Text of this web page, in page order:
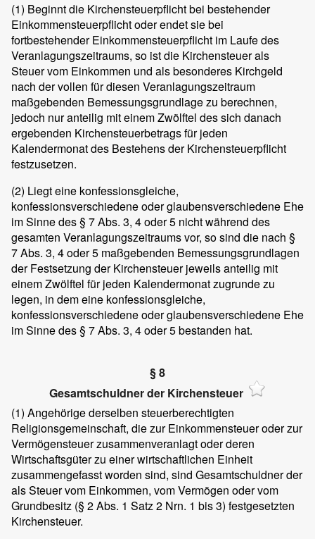
(1) Beginnt die Kirchensteuerpflicht bei bestehender
Einkommensteuerpflicht oder endet sie bei
fortbestehender Einkommensteuerpflicht im Laufe des
Veranlagungszeitraums, so ist die Kirchensteuer als
Steuer vom Einkommen und als besonderes Kirchgeld
nach der vollen für diesen Veranlagungszeitraum
maßgebenden Bemessungsgrundlage zu berechnen,
jedoch nur anteilig mit einem Zwölftel des sich danach
ergebenden Kirchensteuerbetrags für jeden
Kalendermonat des Bestehens der Kirchensteuerpflicht
festzusetzen.
(2) Liegt eine konfessionsgleiche,
konfessionsverschiedene oder glaubensverschiedene Ehe
im Sinne des § 7 Abs. 3, 4 oder 5 nicht während des
gesamten Veranlagungszeitraums vor, so sind die nach §
7 Abs. 3, 4 oder 5 maßgebenden Bemessungsgrundlagen
der Festsetzung der Kirchensteuer jeweils anteilig mit
einem Zwölftel für jeden Kalendermonat zugrunde zu
legen, in dem eine konfessionsgleiche,
konfessionsverschiedene oder glaubensverschiedene Ehe
im Sinne des § 7 Abs. 3, 4 oder 5 bestanden hat.
§ 8
Gesamtschuldner der Kirchensteuer
(1) Angehörige derselben steuerberechtigten
Religionsgemeinschaft, die zur Einkommensteuer oder zur
Vermögensteuer zusammenveranlagt oder deren
Wirtschaftsgüter zu einer wirtschaftlichen Einheit
zusammengefasst worden sind, sind Gesamtschuldner der
als Steuer vom Einkommen, vom Vermögen oder vom
Grundbesitz (§ 2 Abs. 1 Satz 2 Nrn. 1 bis 3) festgesetzten
Kirchensteuer.